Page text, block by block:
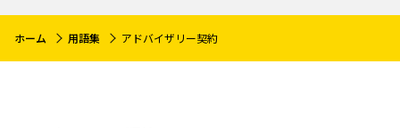
ホーム 用語集 アドバイザリー契約